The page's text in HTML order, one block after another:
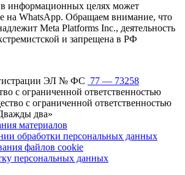
в информационных целях может
на WhatsApp. Обращаем внимание, что
Meta Platforms Inc., деятельность
и запрещена в РФ
ЭЛ № ФС 77 — 73258
с ограниченной ответственностью
с ограниченной ответственностью
два»
материалов
обработки персональных данных
файлов cookie
персональных данных